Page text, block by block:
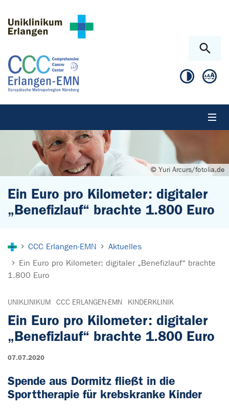
© Yuri Arcurs/fotolia.de
Ein Euro pro Kilometer: digitaler
„Benefizlauf“ brachte 1.800 Euro
CCC Erlangen-EMN
Aktuelles
Ein Euro pro Kilometer: digitaler „Benefizlauf“ brachte
1.800 Euro
UNIKLINIKUM CCC ERLANGEN-EMN KINDERKLINIK
Ein Euro pro Kilometer: digitaler
„Benefizlauf“ brachte 1.800 Euro
07.07.2020
Spende aus Dormitz fließt in die
Sporttherapie für krebskranke Kinder